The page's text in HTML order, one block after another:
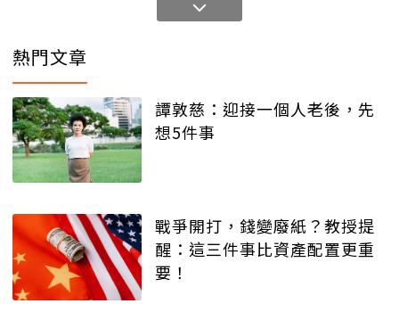
熱門文章
譚敦慈：迎接一個人老後，先
想5件事
戰爭開打，錢變廢紙？教授提
醒：這三件事比資產配置更重
要！